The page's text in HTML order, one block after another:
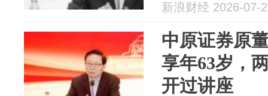
新浪财经 2026-07-
中原证券原
享年63岁，
开过讲座